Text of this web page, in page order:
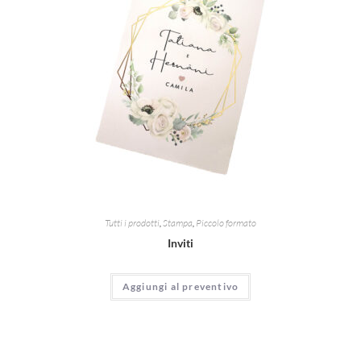
Tutti i prodotti,Stampa, Piccolo formato
Inviti
Aggiungi al preventivo